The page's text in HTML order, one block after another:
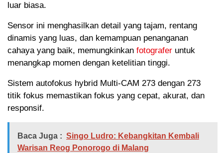
luar biasa.
Sensor ini menghasilkan detail yang tajam, rentang
dinamis yang luas, dan kemampuan penanganan
cahaya yang baik, memungkinkan fotografer untuk
menangkap momen dengan ketelitian tinggi.
Sistem autofokus hybrid Multi-CAM 273 dengan 273
titik fokus memastikan fokus yang cepat, akurat, dan
responsif.
Baca Juga : Singo Ludro: Kebangkitan Kembali
Warisan Reog Ponorogo di Malang